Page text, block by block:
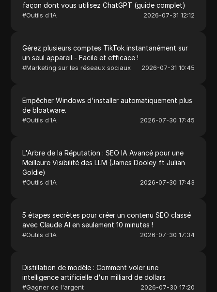
façon dont vous utilisez ChatGPT (guide complet)
#Outils d'IA 2026-07-31 12:12
Gérez plusieurs comptes TikTok instantanément sur
un seul appareil - Facile et efficace !
#Marketing sur les réseaux sociaux 2026-07-31 10:45
Empêcher Windows d'installer automatiquement plus
de bloatware.
#Outils d'IA 2026-07-30 17:45
L'Arbre de la Réputation : SEO IA Avancé pour une
Meilleure Visibilité des LLM (James Dooley ft Julian
Goldie)
#Outils d'IA 2026-07-30 17:43
5 étapes secrètes pour créer un contenu SEO classé
avec Claude AI en seulement 10 minutes !
#Outils d'IA 2026-07-30 17:34
Distillation de modèle : Comment voler une
intelligence artificielle d'un milliard de dollars
#Gagner de l'argent 2026-07-30 17:20